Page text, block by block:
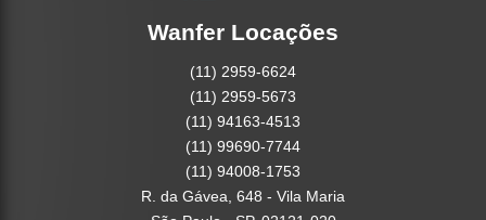
Wanfer Locações
(11) 2959-6624
(11) 2959-5673
(11) 94163-4513
(11) 99690-7744
(11) 94008-1753
R. da Gávea, 648 - Vila Maria